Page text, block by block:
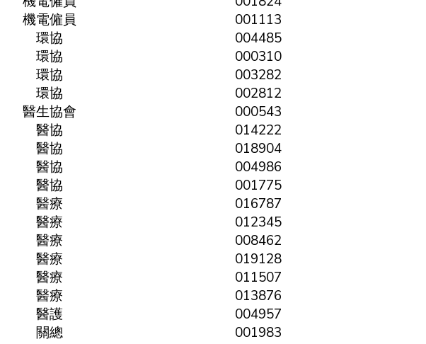
機電僱員
001113
環協
004485
環協
000310
環協
003282
環協
002812
醫生協會
000543
醫協
014222
醫協
018904
醫協
004986
醫協
001775
醫療
016787
醫療
012345
醫療
008462
醫療
019128
醫療
011507
醫療
013876
醫護
004957
關總
001983